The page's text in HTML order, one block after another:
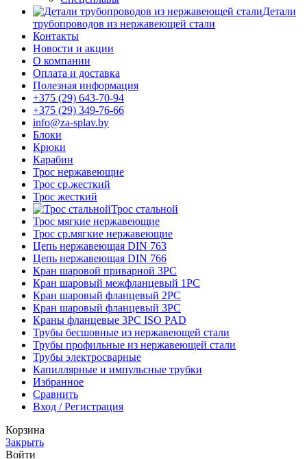
Детали
трубопроводов из нержавеющей стали
Контакты
Новости и акции
О компании
Оплата и доставка
Полезная информация
+375 (29) 643-70-94
+375 (29) 349-76-66
info@za-splav.by
Блоки
Крюки
Карабин
Трос нержавеющие
Трос ср.жесткий
Трос жесткий
Трос стальной
Трос мягкие нержавеющие
Трос ср.мягкие нержавеющие
Цепь нержавеющая DIN 763
Цепь нержавеющая DIN 766
Кран шаровой приварной 3PC
Кран шаровый межфланцевый 1PC
Кран шаровый фланцевый 2PC
Кран шаровый фланцевый 3PC
Краны фланцевые 3PC ISO PAD
Трубы бесшовные из нержавеющей стали
Трубы профильные из нержавеющей стали
Трубы электросварные
Капиллярные и импульсные трубки
Избранное
Сравнить
Вход / Регистрация
Корзина
Закрыть
Войти